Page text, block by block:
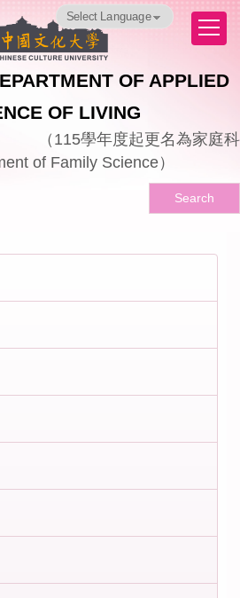
OF APPLIED
OF LIVING
（ 115學年度起更名為家庭科
of Family Science）
Translate
Search